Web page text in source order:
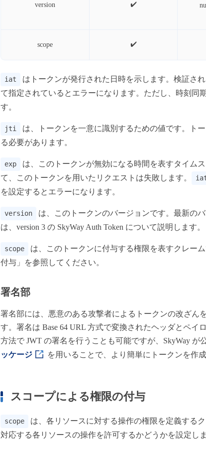
version ✔️
scope ✔️
iat はトークンが発行された日時を示します。検証さ
て指定されているとエラーになります。ただし、時刻同
す。
jti
は、トークンを一意に識別するための値です。ト
る必要があります。
exp
は、このトークンが無効になる時間を表すタイム
て、このトークンを用いたリクエストは失敗します。
を設定するとエラーになります。
version は、このトークンのバージョンです。最新の
は、version 3 の SkyWay Auth Token について説明します。
scope
は、このトークンに付与する権限を表すクレー
付与」を参照してください。
署名部
署名部には、悪意のある攻撃者によるトークンの改ざん
す。署名は Base 64 URL 方式で変換されたヘッダとペイ
方法で JWT の署名を行うことも可能ですが、SkyWay が
ッケージ
を用いることで、より簡単にトークンを作
スコープによる権限の付与
scope
は、各リソースに対する操作の権限を定義する
対応する各リソースの操作を許可するかどうかを設定しま